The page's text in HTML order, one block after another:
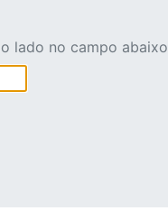
lado no campo abaixo